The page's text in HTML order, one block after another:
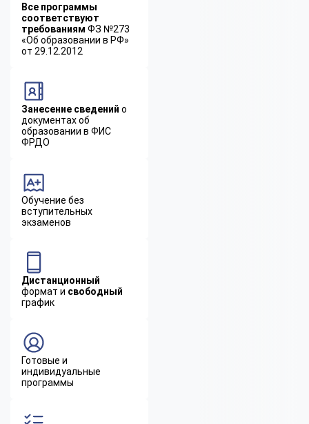
Все программы
соответствуют
требованиям ФЗ №273
«Об образовании в РФ»
от 29.12.2012
Занесение сведений о
документах об
образовании в ФИС
ФРДО
Обучение без
вступительных
экзаменов
Дистанционный
формат и свободный
график
Готовые и
индивидуальные
программы